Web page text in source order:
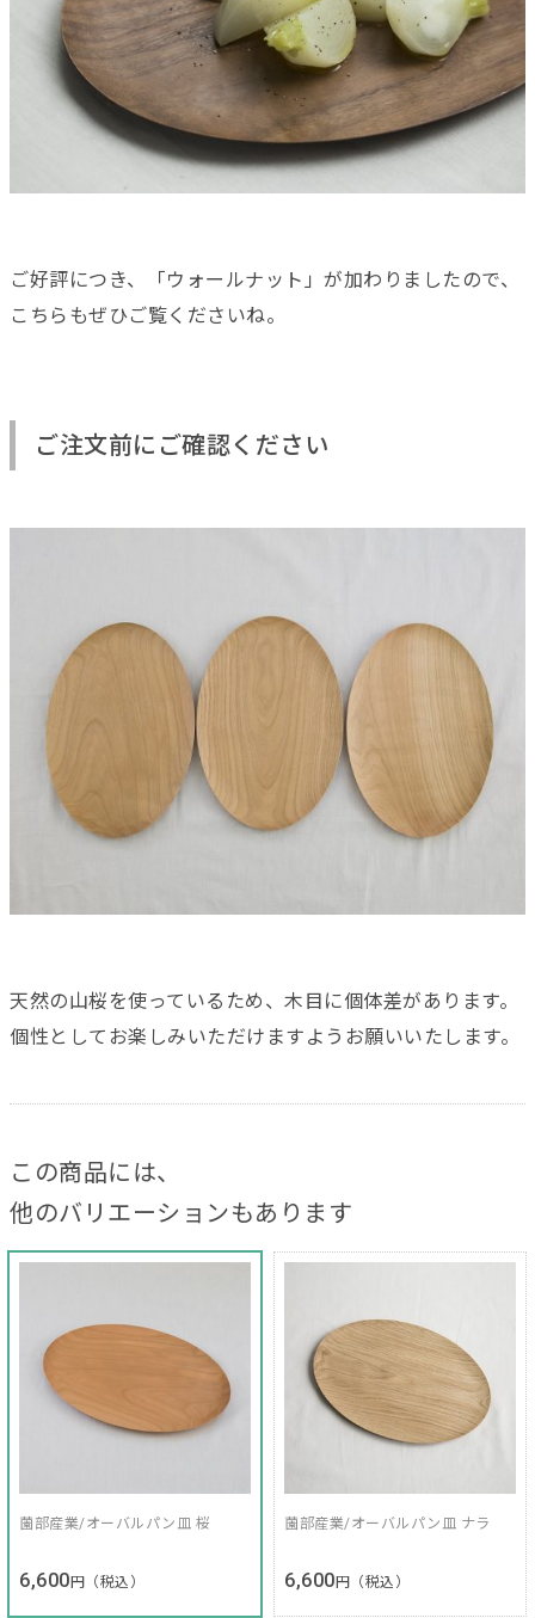
ご好評につき、「ウォールナット」が加わりましたので、
こちらもぜひご覧くださいね。
ご注文前にご確認ください
天然の山桜を使っているため、木目に個体差があります。
個性としてお楽しみいただけますようお願いいたします。
この商品には、
他のバリエーションもあります
薗部産業/オーバルパン皿 桜
6,600円（税込）
薗部産業/オーバルパン皿 ナラ
6,600円（税込）